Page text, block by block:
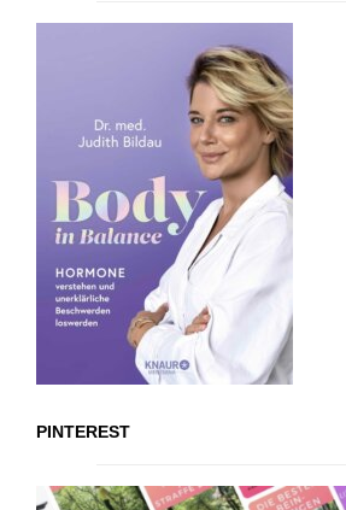
PINTEREST